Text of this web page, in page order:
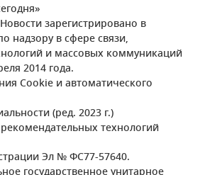
зарегистрировано в
надзору в сфере связи,
и массовых коммуникаций
2014 года.
Cookie и автоматического
(ред. 2023 г.)
технологий
Эл № ФС77-57640.